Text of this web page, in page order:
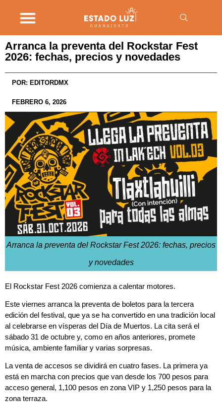
Arranca la preventa del Rockstar Fest
2026: fechas, precios y novedades
POR: EDITORDMX
FEBRERO 6, 2026
Arranca la preventa del Rockstar Fest 2026: fechas, precios
y novedades
El Rockstar Fest 2026 comienza a calentar motores.
Este viernes arranca la preventa de boletos para la tercera
edición del festival, que ya se ha convertido en una tradición local
al celebrarse en vísperas del Día de Muertos. La cita será el
sábado 31 de octubre y, como en años anteriores, promete
música, ambiente familiar y varias sorpresas.
La venta de accesos se dividirá en cuatro fases. La primera ya
está en marcha con precios que van desde los 700 pesos para
acceso general, 1,100 pesos en zona VIP y 1,250 pesos para la
zona terraza.